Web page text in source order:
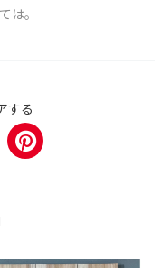
は。
する